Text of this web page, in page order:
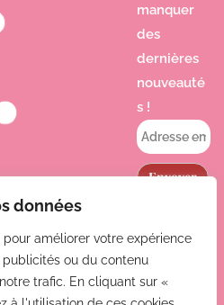
données
améliorer votre expérience
ou du contenu
trafic. En cliquant sur «
manquer
des
dernières
nouveauté
s !